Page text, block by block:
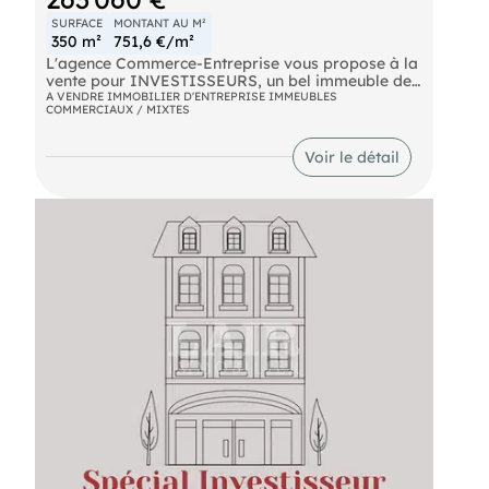
SURFACE
350 m²
MONTANT AU M²
751,6 €/m²
L'agence Commerce-Entreprise vous propose à la
vente pour INVESTISSEURS, un bel immeuble de
caractère en plein centre-ville d'Alençon, ensemble
immobilier d'une surface d'environ 350m² sur 3
niveaux à rénover. Immeuble comprenant : ex-
locaux commerciaux en rez-de-chaussée, aux
étagespossibilité de faire plusieurs appartements
Pour davantage de renseignements, s'adresser à
l'Agence d'Alençon au (EI) Agent Commercial
- Numéro RSAC :
A VENDRE IMMOBILIER D'ENTREPRISE IMMEUBLES
COMMERCIAUX / MIXTES
Voir le détail